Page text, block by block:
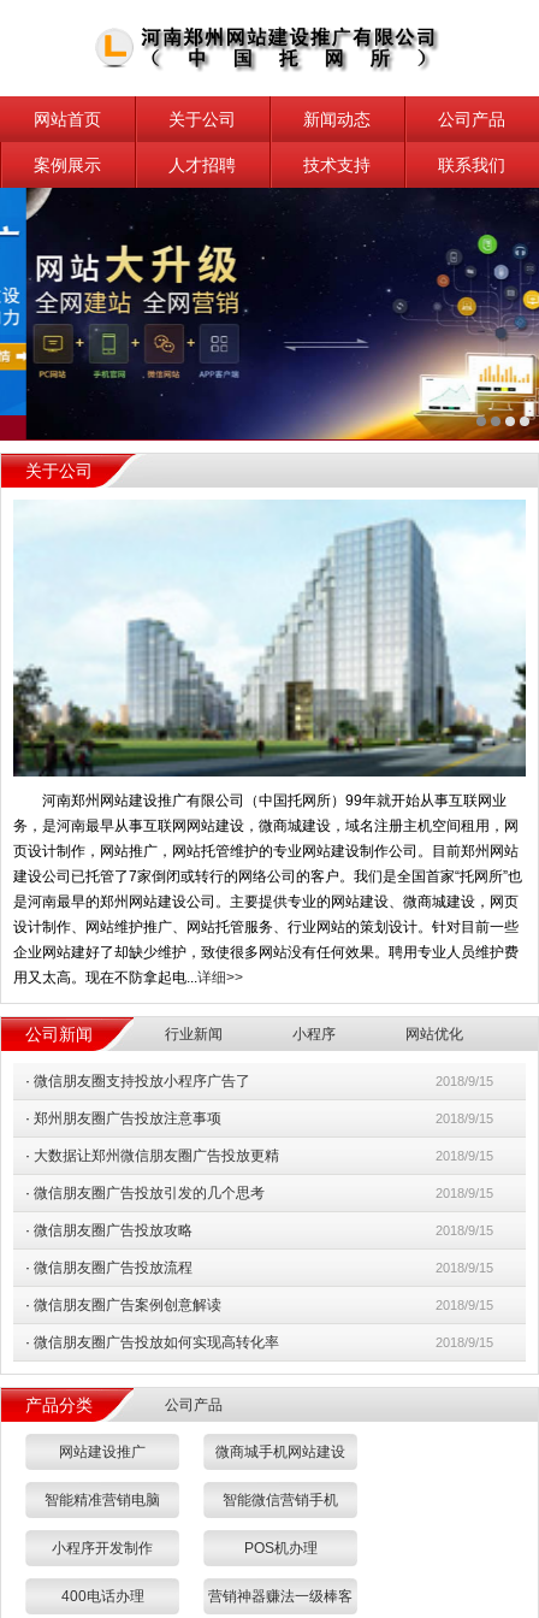
网站首页 关于公司 新闻动态 公司产品
案例展示 人才招聘 技术支持 联系我们
关于公司
河南郑州网站建设推广有限公司（中国托网所）99年就开始从事互联网业
务，是河南最早从事互联网网站建设，微商城建设，域名注册主机空间租用，网
页设计制作，网站推广，网站托管维护的专业网站建设制作公司。目前郑州网站
建设公司已托管了7家倒闭或转行的网络公司的客户。我们是全国首家“托网所”也
是河南最早的郑州网站建设公司。主要提供专业的网站建设、微商城建设，网页
设计制作、网站维护推广、网站托管服务、行业网站的策划设计。针对目前一些
企业网站建好了却缺少维护，致使很多网站没有任何效果。聘用专业人员维护费
用又太高。现在不防拿起电...详细>>
公司新闻 行业新闻 小程序 网站优化
· 微信朋友圈支持投放小程序广告了 2018/9/15
· 郑州朋友圈广告投放注意事项 2018/9/15
· 大数据让郑州微信朋友圈广告投放更精 2018/9/15
· 微信朋友圈广告投放引发的几个思考 2018/9/15
· 微信朋友圈广告投放攻略 2018/9/15
· 微信朋友圈广告投放流程 2018/9/15
· 微信朋友圈广告案例创意解读 2018/9/15
· 微信朋友圈广告投放如何实现高转化率 2018/9/15
产品分类 公司产品
网站建设推广 微商城手机网站建设
智能精准营销电脑 智能微信营销手机
小程序开发制作 POS机办理
400电话办理 营销神器赚法一级棒客